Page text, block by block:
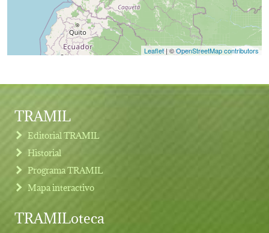
Leaflet| ©OpenStreetMap contributors
TRAMIL
Editorial TRAMIL
Historial
Programa TRAMIL
Mapa interactivo
TRAMILoteca